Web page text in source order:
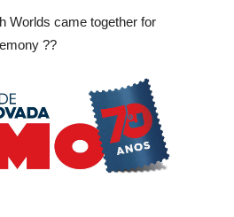
Worlds came together for
??